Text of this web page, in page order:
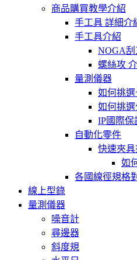
商品購買教學介紹
手工具 詳細介
手工具介紹
NOGA
螺絲攻
量測儀器
如何挑選
如何挑選
IP國際保
自動化零件
快速夾
如
各國線徑規格
線上型錄
量測儀器
噪音計
尋邊器
斜度規